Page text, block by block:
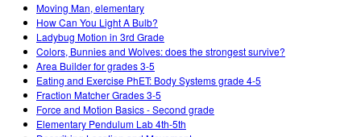
Moving Man, elementary
How Can You Light A Bulb?
Ladybug Motion in 3rd Grade
Colors, Bunnies and Wolves: does the strongest survive?
Area Builder for grades 3-5
Eating and Exercise PhET: Body Systems grade 4-5
Fraction Matcher Grades 3-5
Force and Motion Basics - Second grade
Elementary Pendulum Lab 4th-5th